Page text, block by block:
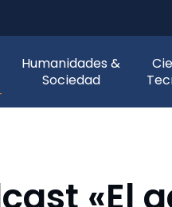
Humanidades &
Sociedad
«El